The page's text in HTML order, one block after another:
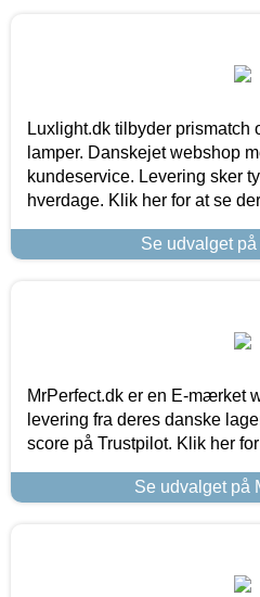
Luxlight.dk tilbyder prismatch
lamper. Danskejet webshop
kundeservice. Levering sker
hverdage. Klik her for at se
Se udvalget
MrPerfect.dk er en E-mærket
levering fra deres danske
score på Trustpilot. Klik her
Se udvalget på